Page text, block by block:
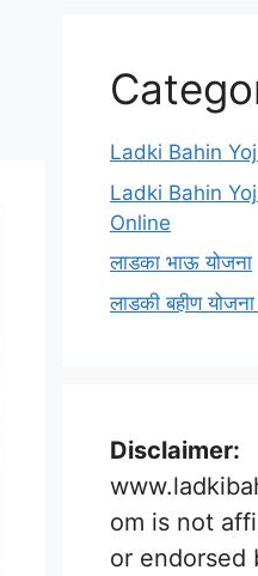
Ladki Bahin
Ladki Bahin
Online
लाडका भाऊ योजना
लाडकी बहीण योजना
Disclaimer:
om is not
or endorsed